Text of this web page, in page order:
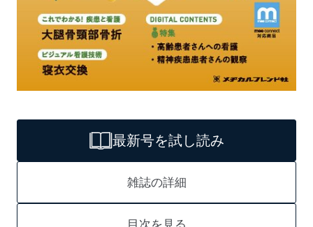
最新号を試し読み
雑誌の詳細
目次を見る